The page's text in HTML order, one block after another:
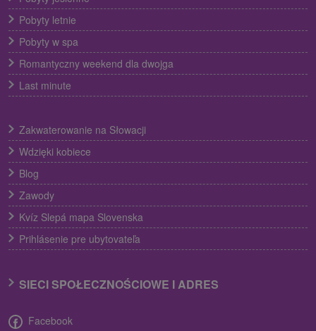
Pobyty letnie
Pobyty w spa
Romantyczny weekend dla dwojga
Last minute
Zakwaterowanie na Słowacji
Wdzięki kobiece
Blog
Zawody
Kvíz Slepá mapa Slovenska
Prihlásenie pre ubytovateľa
SIECI SPOŁECZNOŚCIOWE I ADRES
Facebook